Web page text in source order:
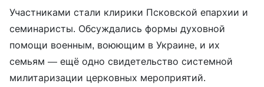
Участниками стали клирики Псковской епархии и
семинаристы. Обсуждались формы духовной
помощи военным, воюющим в Украине, и их
семьям — ещё одно свидетельство системной
милитаризации церковных мероприятий.